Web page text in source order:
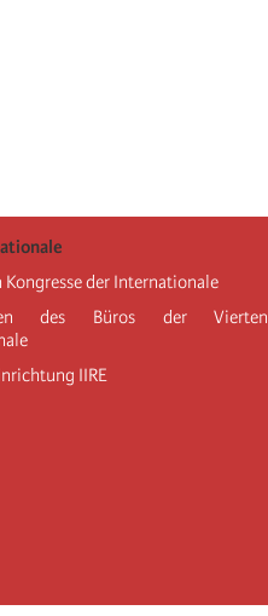
Kongresse der Internationale
des Büros der Vierten
IIRE